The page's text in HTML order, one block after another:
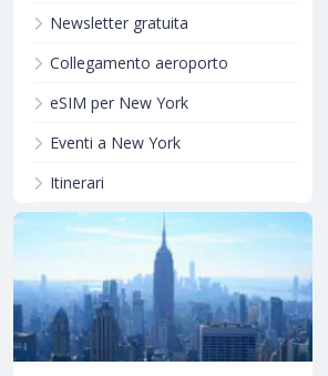
Newsletter gratuita
Collegamento aeroporto
eSIM per New York
Eventi a New York
Itinerari